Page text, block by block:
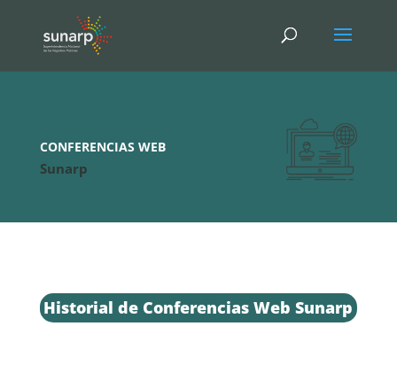
CONFERENCIAS WEB
Sunarp
Historial de Conferencias Web Sunarp